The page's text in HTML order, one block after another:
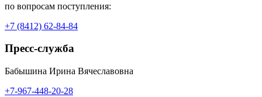
по вопросам поступления:
+7 (8412) 62-84-84
Пресс-служба
Бабышина Ирина Вячеславовна
+7-967-448-20-28